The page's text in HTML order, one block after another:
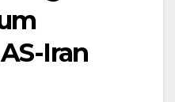
Iran